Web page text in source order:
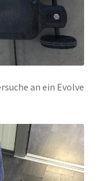
an ein Evolve